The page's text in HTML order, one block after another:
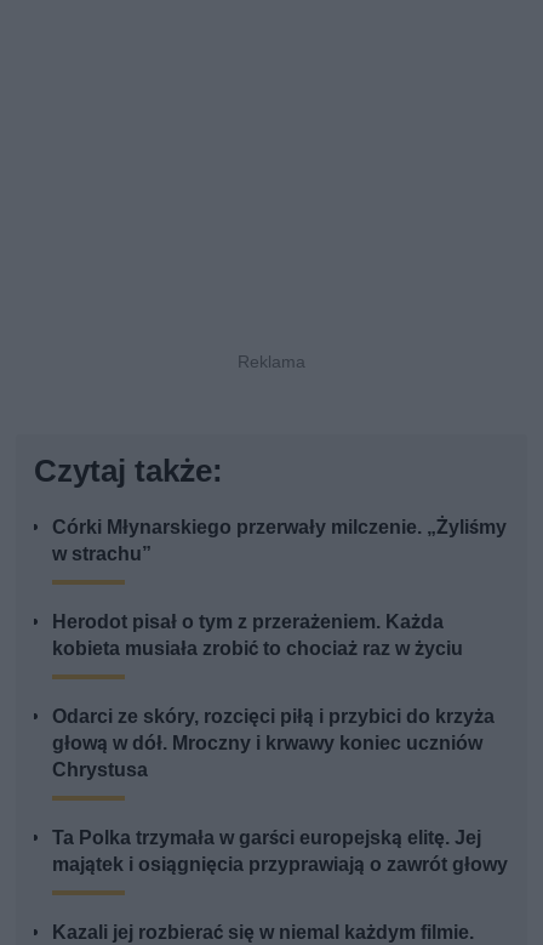
Czytaj także:
Córki Młynarskiego przerwały milczenie. „Żyliśmy
w strachu”
Herodot pisał o tym z przerażeniem. Każda
kobieta musiała zrobić to chociaż raz w życiu
Odarci ze skóry, rozcięci piłą i przybici do krzyża
głową w dół. Mroczny i krwawy koniec uczniów
Chrystusa
Ta Polka trzymała w garści europejską elitę. Jej
majątek i osiągnięcia przyprawiają o zawrót głowy
Kazali jej rozbierać się w niemal każdym filmie.